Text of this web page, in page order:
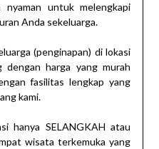
untuk melengkapi
Anda sekeluarga.
(penginapan) di lokasi
harga yang murah
fasilitas lengkap yang
kami.
hanya SELANGKAH atau
wisata terkemuka yang